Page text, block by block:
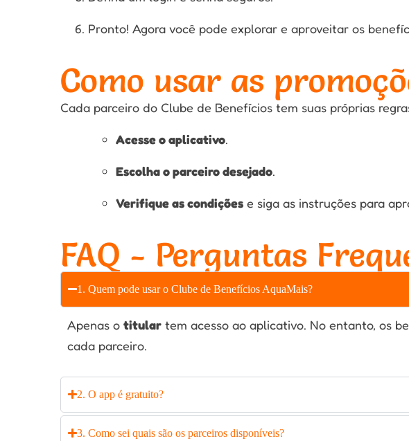
Pronto! Agora você pode explorar e aproveitar os
Como usar as
Cada parceiro do Clube de Benefícios tem suas próprias
Acesse o aplicativo.
Escolha o parceiro desejado.
Verifique as condições e siga as instruções para
FAQ - Perguntas
1. Quem pode usar o Clube de Benefícios AquaMais?
Apenas o titular tem acesso ao aplicativo. No entanto, os
cada parceiro.
2. O app é gratuito?
3. Como sei quais são os parceiros disponíveis?